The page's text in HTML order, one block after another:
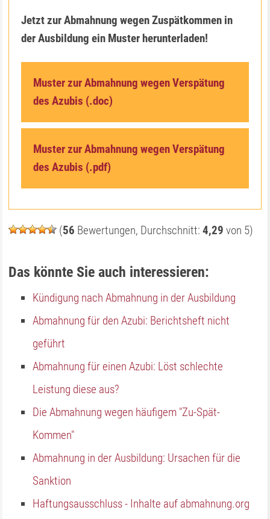
Jetzt zur Abmahnung wegen Zuspätkommen in
der Ausbildung ein Muster herunterladen!
Muster zur Abmahnung wegen Verspätung
des Azubis (.doc)
Muster zur Abmahnung wegen Verspätung
des Azubis (.pdf)
(56 Bewertungen, Durchschnitt:4,29 von 5)
Das könnte Sie auch interessieren:
Kündigung nach Abmahnung in der Ausbildung
Abmahnung für den Azubi: Berichtsheft nicht
geführt
Abmahnung für einen Azubi: Löst schlechte
Leistung diese aus?
Die Abmahnung wegen häufigem "Zu-Spät-
Kommen"
Abmahnung in der Ausbildung: Ursachen für die
Sanktion
Haftungsausschluss - Inhalte auf abmahnung.org